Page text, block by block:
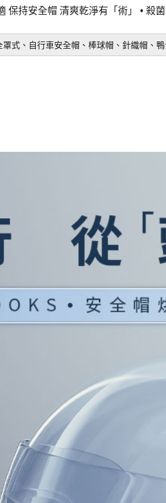
保持安全帽 清爽乾淨有「術」 • 殺
式、自行車安全帽、棒球帽、針織帽、